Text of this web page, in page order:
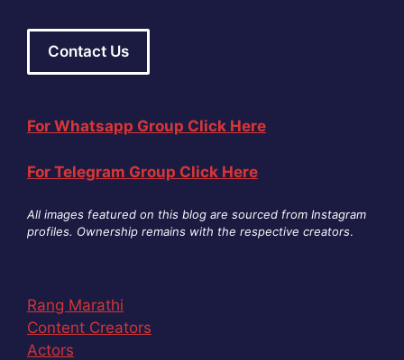
Contact Us
For Whatsapp Group Click Here
For Telegram Group Click Here
All images featured on this blog are sourced from Instagram
profiles. Ownership remains with the respective creators.
Rang Marathi
Content Creators
Actors